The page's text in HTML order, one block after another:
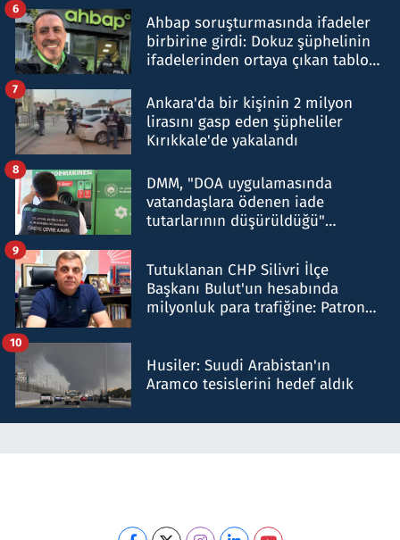
Ahbap soruşturmasında ifadeler
birbirine girdi: Dokuz şüphelinin
ifadelerinden ortaya çıkan tablo
6
Ankara'da bir kişinin 2 milyon
lirasını gasp eden şüpheliler
Kırıkkale'de yakalandı
7
DMM, "DOA uygulamasında
vatandaşlara ödenen iade
tutarlarının düşürüldüğü"
8
Tutuklanan CHP Silivri İlçe
Başkanı Bulut'un hesabında
milyonluk para trafiğine: Patron
9
Husiler: Suudi Arabistan'ın
Aramco tesislerini hedef aldık
10